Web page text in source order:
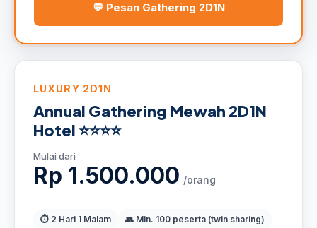
💬 Pesan Gathering 2D1N
LUXURY 2D1N
Annual Gathering Mewah 2D1N
Hotel ⭐⭐⭐⭐
Mulai dari
Rp 1.500.000 /orang
⏱ 2 Hari 1 Malam 👥 Min. 100 peserta (twin sharing)